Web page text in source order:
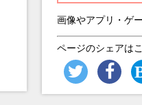
画像やアプリ・ゲ
ページのシェアは